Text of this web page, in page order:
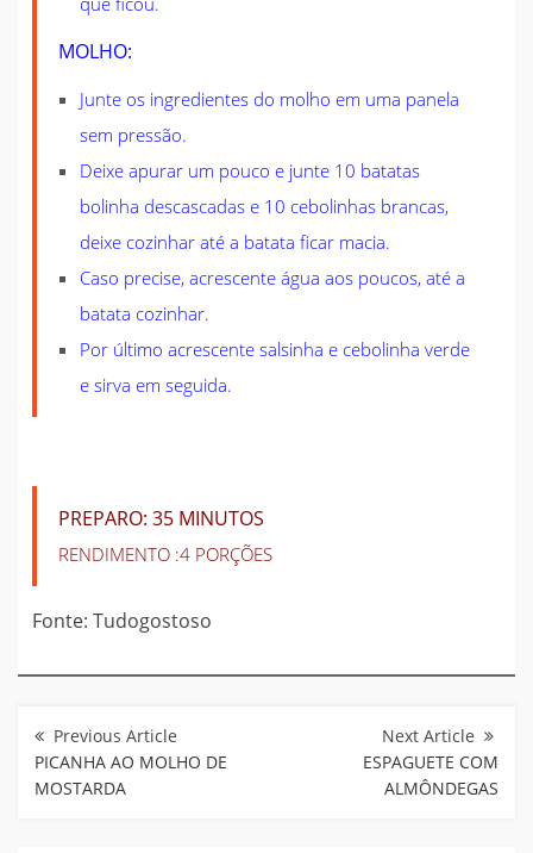
MOLHO:
Junte os ingredientes do molho em uma panela
sem pressão.
Deixe apurar um pouco e junte 10 batatas
bolinha descascadas e 10 cebolinhas brancas,
deixe cozinhar até a batata ficar macia.
Caso precise, acrescente água aos poucos, até a
batata cozinhar.
Por último acrescente salsinha e cebolinha verde
e sirva em seguida.
PREPARO: 35 MINUTOS
RENDIMENTO :4 PORÇÕES
Fonte: Tudogostoso
de
Post
PICANHA AO MOLHO DE
MOSTARDA
ESPAGUETE COM
ALMÔNDEGAS